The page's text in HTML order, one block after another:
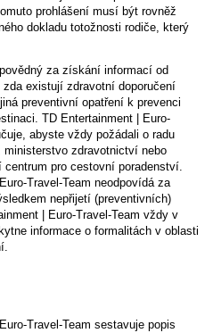
prohlášení musí být rovněž
dokladu totožnosti rodiče, který
za získání informací od
existují zdravotní doporučení
preventivní opatření k prevenci
TD Entertainment | Euro-
abyste vždy požádali o radu
ministerstvo zdravotnictví nebo
centrum pro cestovní poradenství.
Travel-Team neodpovídá za
nepřijetí (preventivních)
| Euro-Travel-Team vždy v
informace o formalitách v oblasti
Travel-Team sestavuje popis